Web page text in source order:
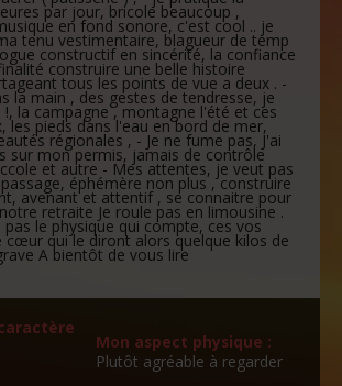
par jour, bricole beaucoup ,
en fond sonore, c'est cool .. je
tenu vestimentaire, blagueur de temp
constructif en sincérité, la confiance
construire une belle histoire
tous les points de vue a deux . -
la main , des gestes de tendresse, je
la campagne , montagne l'été et ces
les pieds dans l'eau en bord de mer,
régionales , - Je ne fume pas, J'ai
sur mon permis, jamais de contrôle
et autre - Mes attentes, je veut pas
éphémère non plus , construire
avenant et attentif , se connaitre pour
retraite Je roule pas en limousine .
pas le physique qui compte, ces vos
cœur qui le diront alors quelque kilos de
A bientôt de vous lire
Mon aspect physique :
Plutôt agréable à regarder